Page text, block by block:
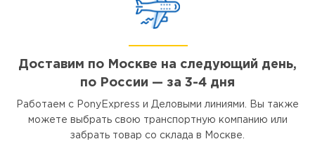
Доставим по Москве на следующий день,
по России — за 3-4 дня
Работаем с PonyExpress и Деловыми линиями. Вы также
можете выбрать свою транспортную компанию или
забрать товар со склада в Москве.